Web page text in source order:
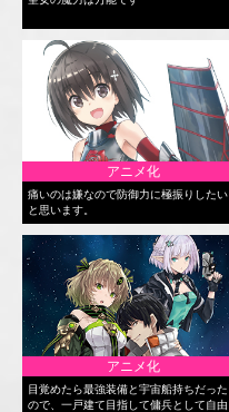
アニメ化
痛いのは嫌なので防御力に極振りしたい
と思います。
アニメ化
目覚めたら最強装備と宇宙船持ちだった
ので、一戸建て目指して傭兵として自由